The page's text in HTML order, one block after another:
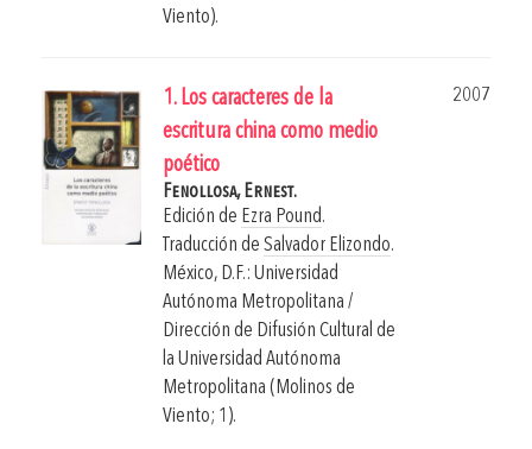
Viento).
1. Los caracteres de la
escritura china como medio
poético
2007
Fenollosa, Ernest.
Edición de Ezra Pound.
Traducción de Salvador Elizondo.
México, D.F.: Universidad
Autónoma Metropolitana /
Dirección de Difusión Cultural de
la Universidad Autónoma
Metropolitana (Molinos de
Viento; 1).